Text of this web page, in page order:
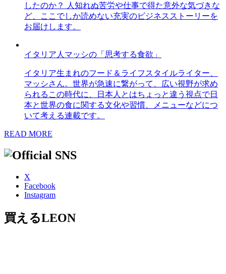
したのか？ 人知れぬ苦労や仕事で得た意外な気づきな
ど、ここでしか読めない充実のビジネスストーリーを
お届けします。
イタリア人マッシの「思考する食欲」
イタリア生まれのフード＆ライフスタイルライター、
マッシさん。世界が急速に繋がって、広い視野が求め
られるこの時代に、日本人とはちょっと違う視点で日
本と世界の食に関する文化や習慣、メニューなどにつ
いて考える連載です。
READ MORE
X
Facebook
Instagram
買えるLEON